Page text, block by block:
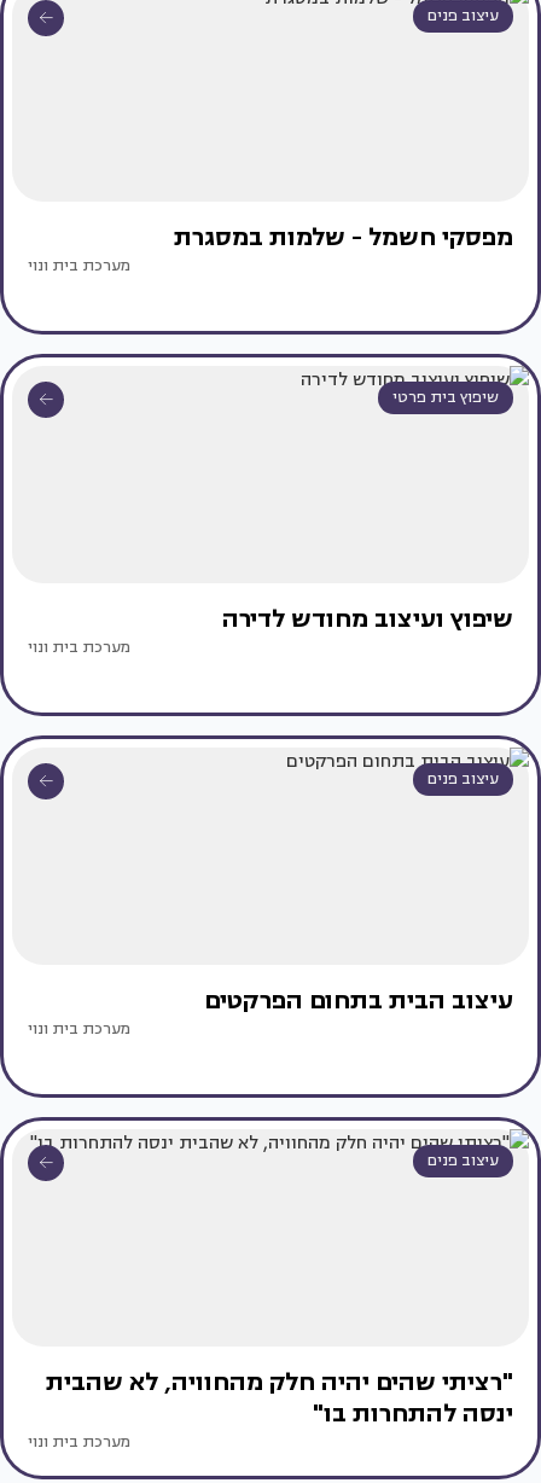
עיצוב פנים
מפסקי חשמל - שלמות במסגרת
מערכת בית ונוי
שיפוץ בית פרטי
שיפוץ ועיצוב מחודש לדירה
מערכת בית ונוי
עיצוב פנים
עיצוב הבית בתחום הפרקטים
מערכת בית ונוי
עיצוב פנים
"רציתי שהים יהיה חלק מהחוויה, לא שהבית
ינסה להתחרות בו"
מערכת בית ונוי